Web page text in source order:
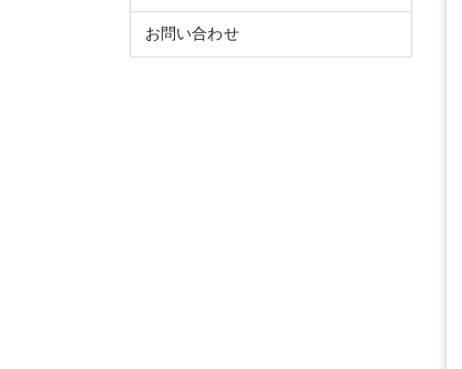
お問い合わせ